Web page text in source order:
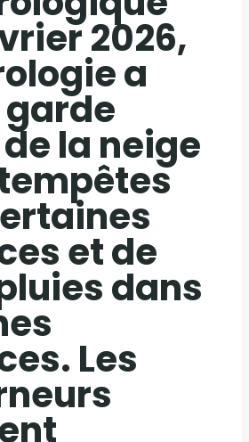
2026,
a
la neige
et de
dans
Les